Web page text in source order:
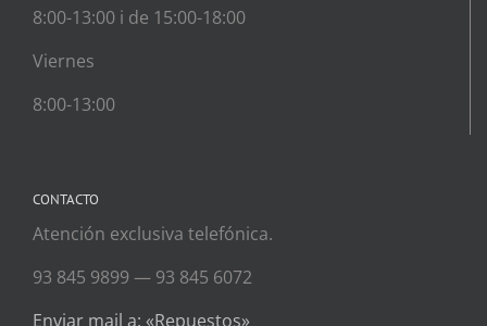
8:00-13:00 i de 15:00-18:00
Viernes
8:00-13:00
CONTACTO
Atención exclusiva telefónica.
93 845 9899 — 93 845 6072
Enviar mail a: «Repuestos»